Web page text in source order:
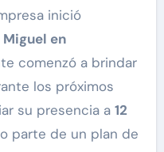
inició
en
comenzó a brindar
los próximos
su presencia a 12
parte de un plan de